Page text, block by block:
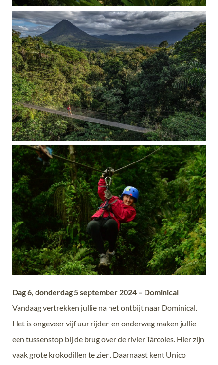
Dag 6, donderdag 5 september 2024 – Dominical
Vandaag vertrekken jullie na het ontbijt naar Dominical.
Het is ongeveer vijf uur rijden en onderweg maken jullie
een tussenstop bij de brug over de rivier Tárcoles. Hier zijn
vaak grote krokodillen te zien. Daarnaast kent Unico